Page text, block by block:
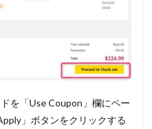
を「Use Coupon」欄にペー
」ボタンをクリックする